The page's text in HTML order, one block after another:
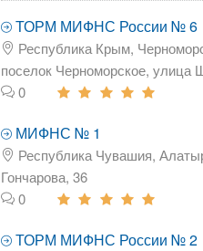
ТОРМ МИФНС России № 6
Республика Крым,
поселок Черноморское, улица
0
МИФНС № 1
Республика Чувашия,
Гончарова, 36
0
ТОРМ МИФНС России № 2